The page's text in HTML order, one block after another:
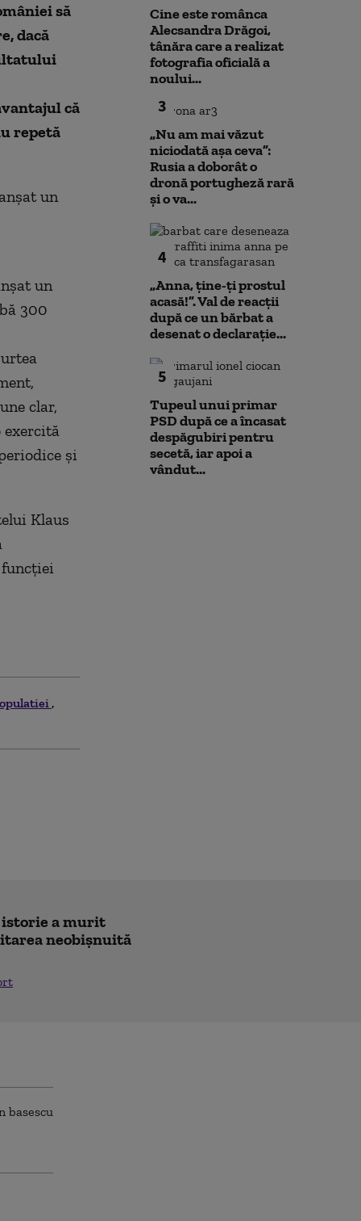
să
dacă
că
repetă
un
un
300
clar,
exercită
și
Klaus
Cine este românca
Alecsandra Drăgoi,
tânăra care a realizat
fotografia oficială a
noului...
3
„Nu am mai văzut
niciodată așa ceva”:
Rusia a doborât o
dronă portugheză rară
și o va...
4
„Anna, ţine-ţi prostul
acasă!”. Val de reacții
după ce un bărbat a
desenat o declarație...
5
Tupeul unui primar
PSD după ce a încasat
despăgubiri pentru
secetă, iar apoi a
vândut...
istorie a murit
neobișnuită